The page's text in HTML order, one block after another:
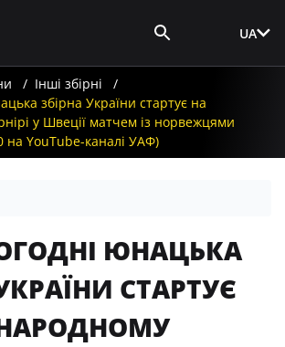
UA
Інші збірні
збірна України стартує на
у Швеції матчем із норвежцями
YouTube-каналі УАФ)
ЮНАЦЬКА
СТАРТУЄ